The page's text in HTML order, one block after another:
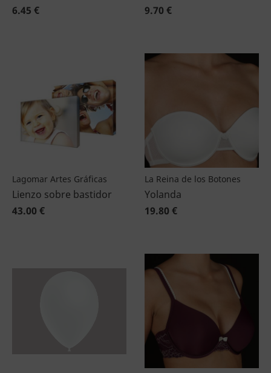
6.45 €
9.70 €
Lagomar Artes Gráficas
Lienzo sobre bastidor
43.00 €
La Reina de los Botones
Yolanda
19.80 €